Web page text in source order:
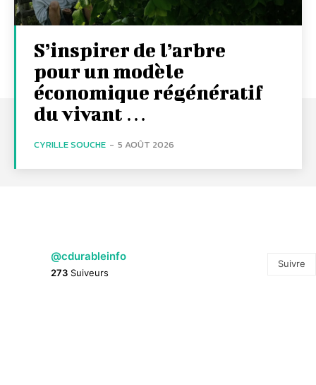
S’inspirer de l’arbre
pour un modèle
économique régénératif
du vivant …
CYRILLE SOUCHE - 5 AOÛT 2026
@cdurableinfo
273 Suiveurs
Suivre